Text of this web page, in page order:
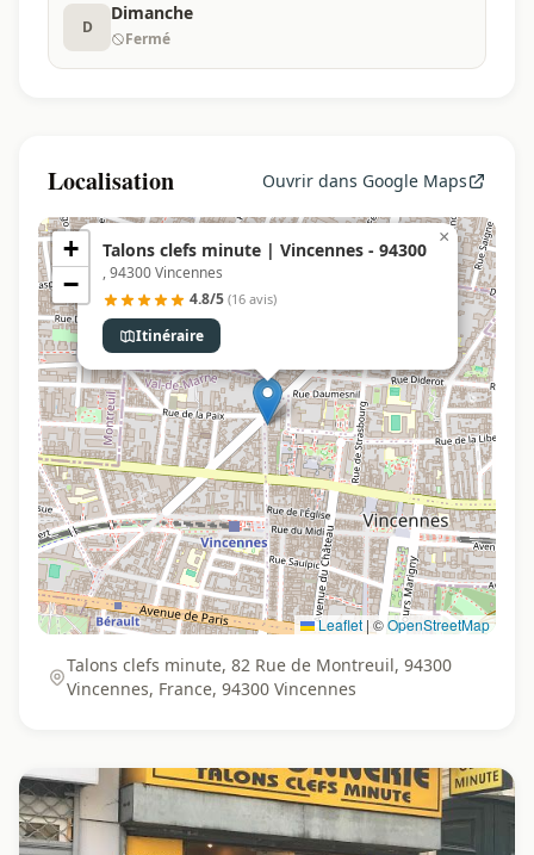
D
Dimanche
Fermé
Localisation Ouvrir dans Google Maps
Talons clefs minute | Vincennes - 94300
, 94300 Vincennes
4.8/5 (16 avis)
Itinéraire
×
+
−
Leaflet | ©OpenStreetMap
Talons clefs minute, 82 Rue de Montreuil, 94300
Vincennes, France, 94300 Vincennes